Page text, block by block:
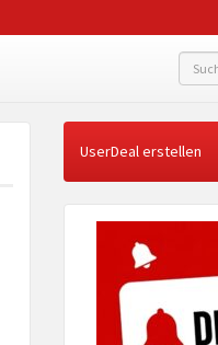
UserDeal erstellen